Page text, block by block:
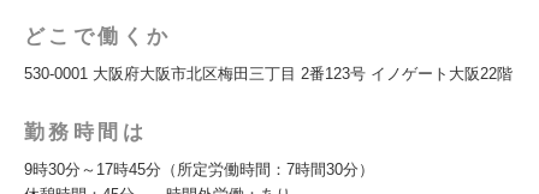
どこで働くか
530-0001 大阪府大阪市北区梅田三丁目 2番123号 イノゲート大阪22階
勤務時間は
9時30分～17時45分（所定労働時間：7時間30分）